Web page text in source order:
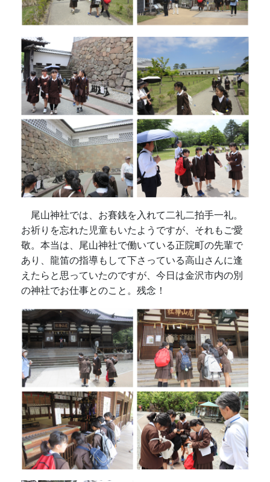
尾山神社では、お賽銭を入れて二礼二拍手一礼。
お祈りを忘れた児童もいたようですが、それもご愛
敬。本当は、尾山神社で働いている正院町の先輩で
あり、龍笛の指導もして下さっている高山さんに逢
えたらと思っていたのですが、今日は金沢市内の別
の神社でお仕事とのこと。残念！